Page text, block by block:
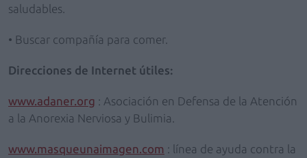
saludables.
• Buscar compañía para comer.
Direcciones de Internet útiles:
www.adaner.org : Asociación en Defensa de la Atención
a la Anorexia Nerviosa y Bulimia.
www.masqueunaimagen.com : línea de ayuda contra la